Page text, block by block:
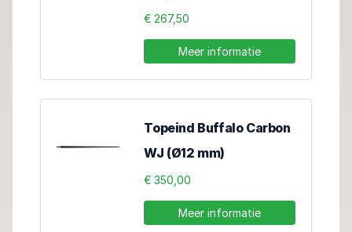
€ 267,50
Meer informatie
Topeind Buffalo Carbon
WJ (Ø12 mm)
€ 350,00
Meer informatie